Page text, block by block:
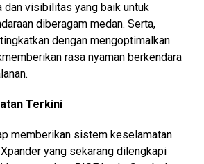
dan visibilitas yang baik untuk
diberagam medan. Serta,
dengan mengoptimalkan
rasa nyaman berkendara
Terkini
memberikan sistem keselamatan
yang sekarang dilengkapi